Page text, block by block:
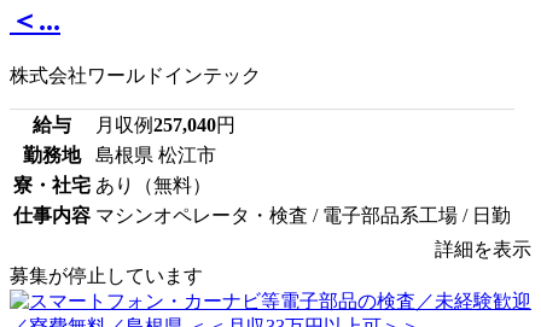
＜...
株式会社ワールドインテック
給与 月収例257,040円
勤務地
島根県 松江市
寮・社宅 あり（無料）
仕事内容 マシンオペレータ・検査 / 電子部品系工場 / 日勤
詳細を表示
募集が停止しています